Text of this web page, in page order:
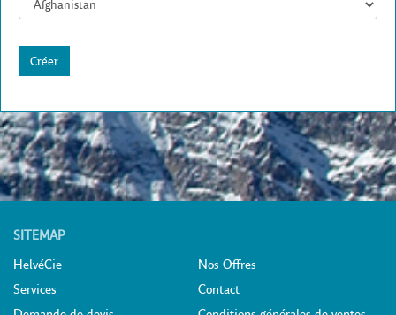
Créer
SITEMAP
HelvéCie
Nos Offres
Services
Contact